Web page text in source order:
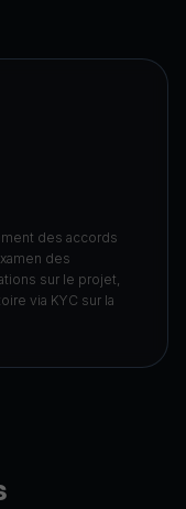
des accords
des
sur le projet,
via KYC sur la